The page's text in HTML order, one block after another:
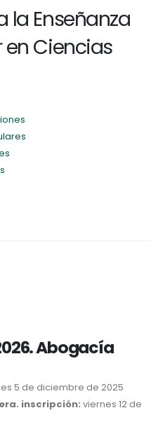
la Enseñanza
en Ciencias
Abogacía
5 de diciembre de 2025
inscripción: viernes 12 de